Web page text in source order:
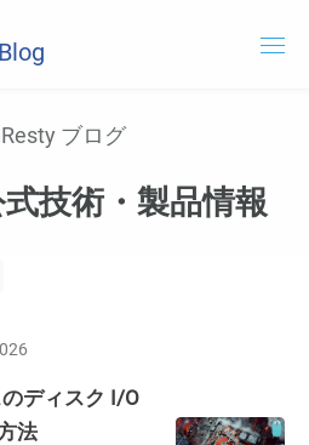
Blog
用する
ブログ
技術・製品情報
ディスク I/O
法